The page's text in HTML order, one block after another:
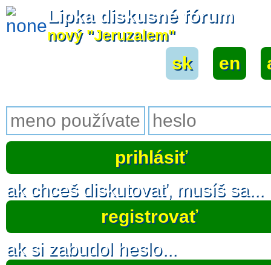
Lipka diskusné fórum
nový "Jeruzalem"
sk en
ak chceš diskutovať, musíš sa...
registrovať
ak si zabudol heslo...